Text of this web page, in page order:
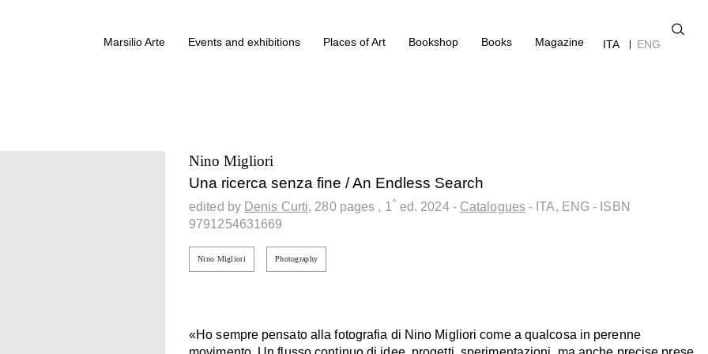
Marsilio Arte Events and exhibitions Places of Art Bookshop Books Magazine ITA ENG
Nino Migliori
Una ricerca senza fine / An Endless Search
edited by Denis Curti, 280 pages , 1 ^ed. 2024 - Catalogues - ITA, ENG- ISBN
9791254631669
Nino Migliori Photography
«Ho sempre pensato alla fotografia di Nino Migliori come a qualcosa in perenne